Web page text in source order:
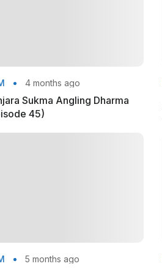
4 months ago
Sukma Angling Dharma
45)
5 months ago